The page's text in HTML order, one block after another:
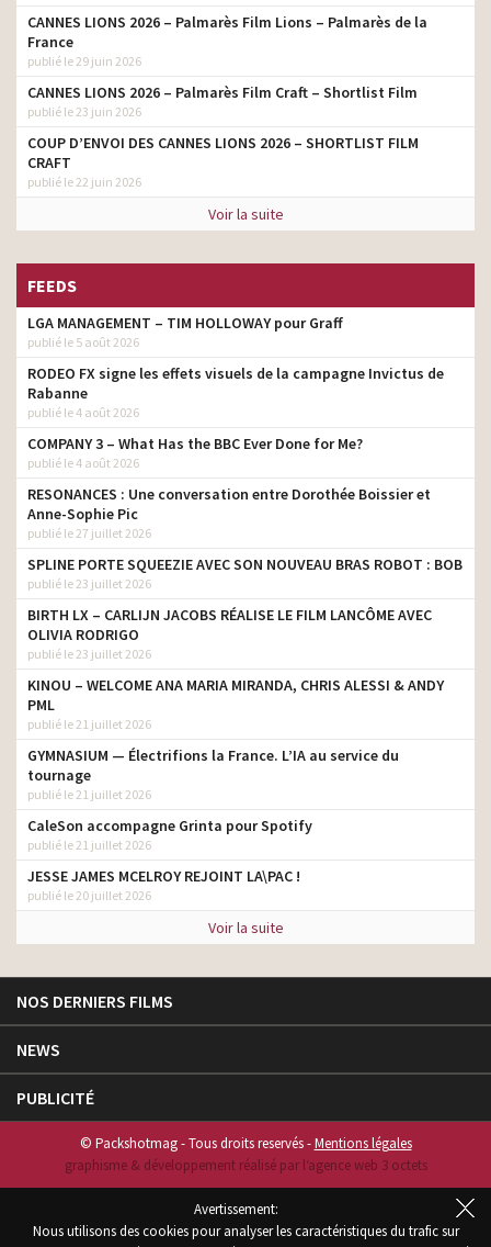
CANNES LIONS 2026 – Palmarès Film Lions – Palmarès de la
France
publié le 29 juin 2026
CANNES LIONS 2026 – Palmarès Film Craft – Shortlist Film
publié le 23 juin 2026
COUP D’ENVOI DES CANNES LIONS 2026 – SHORTLIST FILM
CRAFT
publié le 22 juin 2026
Voir la suite
FEEDS
LGA MANAGEMENT – TIM HOLLOWAY pour Graff
publié le 5 août 2026
RODEO FX signe les effets visuels de la campagne Invictus de
Rabanne
publié le 4 août 2026
COMPANY 3 – What Has the BBC Ever Done for Me?
publié le 4 août 2026
RESONANCES : Une conversation entre Dorothée Boissier et
Anne-Sophie Pic
publié le 27 juillet 2026
SPLINE PORTE SQUEEZIE AVEC SON NOUVEAU BRAS ROBOT : BOB
publié le 23 juillet 2026
BIRTH LX – CARLIJN JACOBS RÉALISE LE FILM LANCÔME AVEC
OLIVIA RODRIGO
publié le 23 juillet 2026
KINOU – WELCOME ANA MARIA MIRANDA, CHRIS ALESSI & ANDY
PML
publié le 21 juillet 2026
GYMNASIUM — Électrifions la France. L’IA au service du
tournage
publié le 21 juillet 2026
CaleSon accompagne Grinta pour Spotify
publié le 21 juillet 2026
JESSE JAMES MCELROY REJOINT LA\PAC !
publié le 20 juillet 2026
Voir la suite
NOS DERNIERS FILMS
NEWS
PUBLICITÉ
© Packshotmag - Tous droits reservés -Mentions légales
graphisme & développement réalisé par l‘agence web 3 octets
Avertissement:
Nous utilisons des cookies pour analyser les caractéristiques du trafic sur